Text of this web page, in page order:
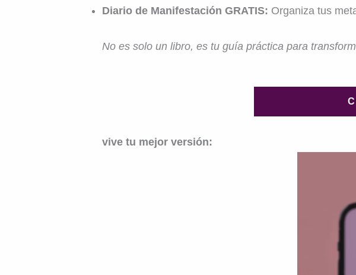
Diario de Manifestación GRATIS: Organiza tus
No es solo un libro, es tu guía práctica para
vive tu mejor versión: